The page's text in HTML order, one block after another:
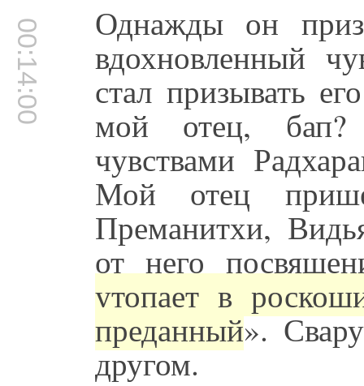
00:14:00 Однажды он
вдохновленный
стал призывать
мой отец, бап?
чувствами
Мой отец
Преманитхи,
от него
утопает в
преданный».
другом.